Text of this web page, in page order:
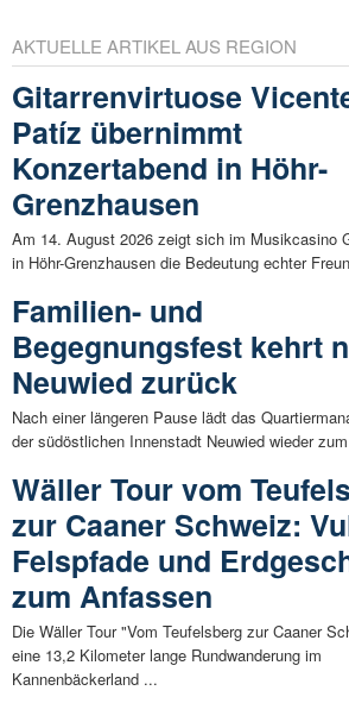
AKTUELLE ARTIKEL AUS REGION
Gitarrenvirtuose
Patíz übernimmt
Konzertabend in Höhr-
Grenzhausen
Am 14. August 2026 zeigt sich im Musikcasino
in Höhr-Grenzhausen die Bedeutung echter
Familien- und
Begegnungsfest kehrt
Neuwied zurück
Nach einer längeren Pause lädt das
der südöstlichen Innenstadt Neuwied wieder
Wäller Tour vom
zur Caaner Schweiz:
Felspfade und
zum Anfassen
Die Wäller Tour "Vom Teufelsberg zur Caaner
eine 13,2 Kilometer lange Rundwanderung im
Kannenbäckerland ...